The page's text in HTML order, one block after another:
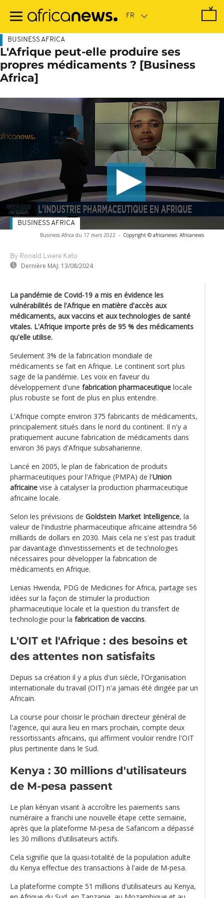
contenu
BUSINESS AFRICA
L'Afrique peut-elle produire ses
propres médicaments ? [Business
Africa]
Business Africa du 17 mars 2022 - Copyright © africanews Africanews
By Ronald Lwere Kato
Dernière MAJ: 13/08/2024
BUSINESS AFRICA
La pandémie de Covid-19 a mis en évidence les
vulnérabilités de l'Afrique en matière d'accès aux
médicaments, aux vaccins et aux technologies de santé
vitales. L'Afrique importe près de 95 % des médicaments
qu'elle utilise.
Seulement 3% de la fabrication mondiale de
médicaments se fait en Afrique. Le continent sort plus
sage de la pandémie. Les voix en faveur du
développement d'une fabrication pharmaceutique locale
plus robuste se font de plus en plus entendre.
L'Afrique compte environ 375 fabricants de médicaments,
principalement situés dans le nord du continent. Il n'y a
pratiquement aucune fabrication de médicaments dans
environ 36 pays d'Afrique subsaharienne.
Lancé en 2005, le plan de fabrication de produits
pharmaceutiques pour l'Afrique (PMPA) de l'Union
africaine vise à catalyser la production pharmaceutique
africaine locale.
Selon les prévisions de Goldstein Market Intelligence, la
valeur de l'industrie pharmaceutique africaine atteindra 56
milliards de dollars en 2030. Mais cela ne s'est pas traduit
par davantage d'investissements et de technologies
nécessaires pour développer la fabrication de
médicaments en Afrique.
Lenias Hwenda, PDG de Medicines for Africa, partage ses
idées sur la façon de stimuler la production
pharmaceutique locale et la question du transfert de
technologie pour la fabrication de vaccins.
L'OIT et l'Afrique : des besoins et
des attentes non satisfaits
Depuis sa création il y a plus d'un siècle, l'Organisation
internationale du travail (OIT) n'a jamais été dirigée par un
Africain.
La course pour choisir le prochain directeur général de
l'agence, qui aura lieu en mars prochain, compte deux
ressortissants africains, qui affirment vouloir rendre l'OIT
plus pertinente dans le Sud.
Kenya : 30 millions d'utilisateurs
de M-pesa passent
Le plan kényan visant à accroître les paiements sans
numéraire a franchi une nouvelle étape cette semaine,
après que la plateforme M-pesa de Safaricom a dépassé
les 30 millions d'utilisateurs actifs.
Cela signifie que la quasi-totalité de la population adulte
du Kenya effectue des transactions à l'aide de M-pesa.
La plateforme compte 51 millions d'utilisateurs au Kenya,